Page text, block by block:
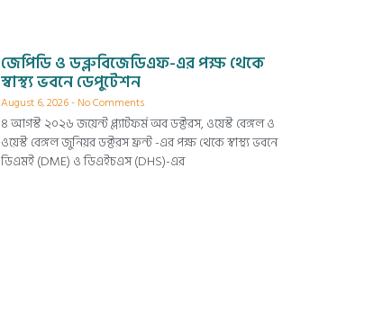
জেপিডি ও ডব্লুবিজেডিএফ-এর পক্ষ থেকে
স্বাস্থ্য ভবনে ডেপুটেশন
August 6, 2026 No Comments
৪ আগস্ট ২০২৬ জয়েন্ট প্ল্যাটফর্ম অব ডক্টরস, ওয়েস্ট বেঙ্গল ও
ওয়েস্ট বেঙ্গল জুনিয়র ডক্টরস ফ্রন্ট -এর পক্ষ থেকে স্বাস্থ্য ভবনে
ডিএমই (DME) ও ডিএইচএস (DHS)-এর